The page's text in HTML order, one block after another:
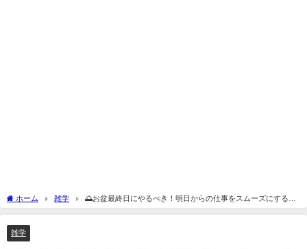
ホーム 雑学
🌅お盆最終日にやるべき！明日からの仕事をスムーズにする7
つの習慣
雑学